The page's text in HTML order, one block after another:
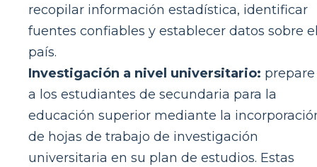
recopilar información estadística, identificar
fuentes confiables y establecer datos sobre
país.
Investigación a nivel universitario: prepare
a los estudiantes de secundaria para la
educación superior mediante la
de hojas de trabajo de investigación
universitaria en su plan de estudios. Estas